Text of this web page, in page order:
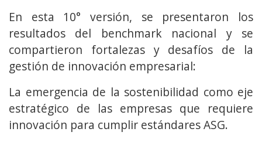
En esta 10° versión, se presentaron los
resultados del benchmark nacional y se
compartieron fortalezas y desafíos de la
gestión de innovación empresarial:
La emergencia de la sostenibilidad como eje
estratégico de las empresas que requiere
innovación para cumplir estándares ASG.